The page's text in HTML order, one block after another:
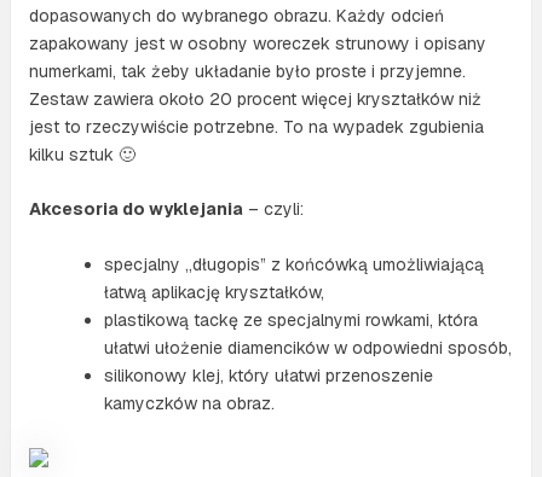
dopasowanych do wybranego obrazu. Każdy odcień
zapakowany jest w osobny woreczek strunowy i opisany
numerkami, tak żeby układanie było proste i przyjemne.
Zestaw zawiera około 20 procent więcej kryształków niż
jest to rzeczywiście potrzebne. To na wypadek zgubienia
kilku sztuk 🙂
Akcesoria do wyklejania– czyli:
specjalny „długopis” z końcówką umożliwiającą
łatwą aplikację kryształków,
plastikową tackę ze specjalnymi rowkami, która
ułatwi ułożenie diamencików w odpowiedni sposób,
silikonowy klej, który ułatwi przenoszenie
kamyczków na obraz.